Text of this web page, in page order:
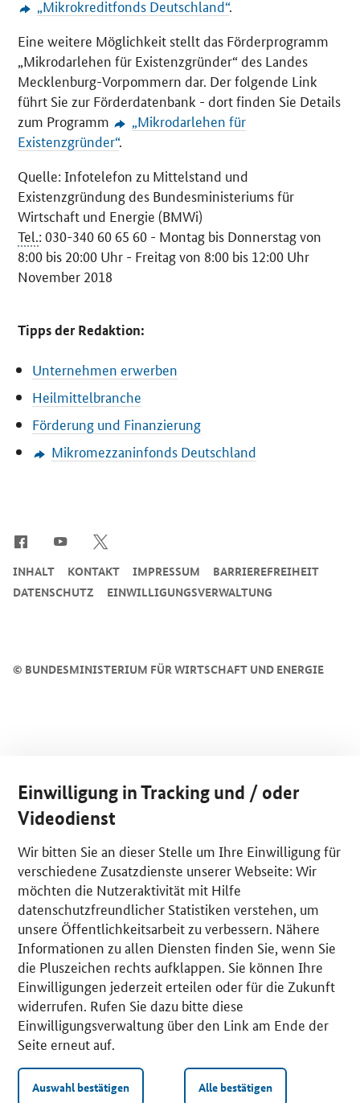
„Mikrokreditfonds Deutschland“.
Eine weitere Möglichkeit stellt das Förderprogramm
„Mikrodarlehen für Existenzgründer“ des Landes
Mecklenburg-Vorpommern dar. Der folgende Link
führt Sie zur Förderdatenbank - dort finden Sie Details
zum Programm
„Mikrodarlehen für
Existenzgründer“.
Quelle: Infotelefon zu Mittelstand und
Existenzgründung des Bundesministeriums für
Wirtschaft und Energie (BMWi)
Tel.: 030-340 60 65 60 - Montag bis Donnerstag von
8:00 bis 20:00 Uhr - Freitag von 8:00 bis 12:00 Uhr
November 2018
Tipps der Redaktion:
Unternehmen erwerben
Heilmittelbranche
Förderung und Finanzierung
Mikromezzaninfonds Deutschland
© BUNDESMINISTERIUM FÜR WIRTSCHAFT UND ENERGIE
INHALT KONTAKT IMPRESSUM
BARRIEREFREIHEIT
DATENSCHUTZ
EINWILLIGUNGSVERWALTUNG
Einwilligung in Tracking und / oder
Videodienst
Wir bitten Sie an dieser Stelle um Ihre Einwilligung für
verschiedene Zusatzdienste unserer Webseite: Wir
möchten die Nutzeraktivität mit Hilfe
datenschutzfreundlicher Statistiken verstehen, um
unsere Öffentlichkeitsarbeit zu verbessern. Nähere
Informationen zu allen Diensten finden Sie, wenn Sie
die Pluszeichen rechts aufklappen. Sie können Ihre
Einwilligungen jederzeit erteilen oder für die Zukunft
widerrufen. Rufen Sie dazu bitte diese
Einwilligungsverwaltung über den Link am Ende der
Seite erneut auf.
Auswahl bestätigen Alle bestätigen